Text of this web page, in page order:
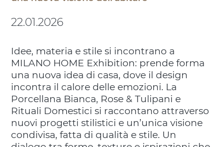
22.01.2026
Idee, materia e stile si incontrano a
MILANO HOME Exhibition: prende forma
una nuova idea di casa, dove il design
incontra il calore delle emozioni. La
Porcellana Bianca, Rose & Tulipani e
Rituali Domestici si raccontano attraverso
nuovi progetti stilistici e un’unica visione
condivisa, fatta di qualità e stile. Un